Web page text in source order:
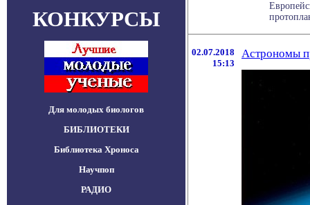
КОНКУРСЫ
Для молодых биологов
БИБЛИОТЕКИ
Библиотека Хроноса
Научпоп
РАДИО
02.07.2018
15:13
Астрономы